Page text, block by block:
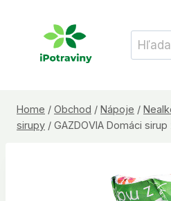
Hľadať:
Home / Obchod / Nápoje /
sirupy / GAZDOVIA Domáci